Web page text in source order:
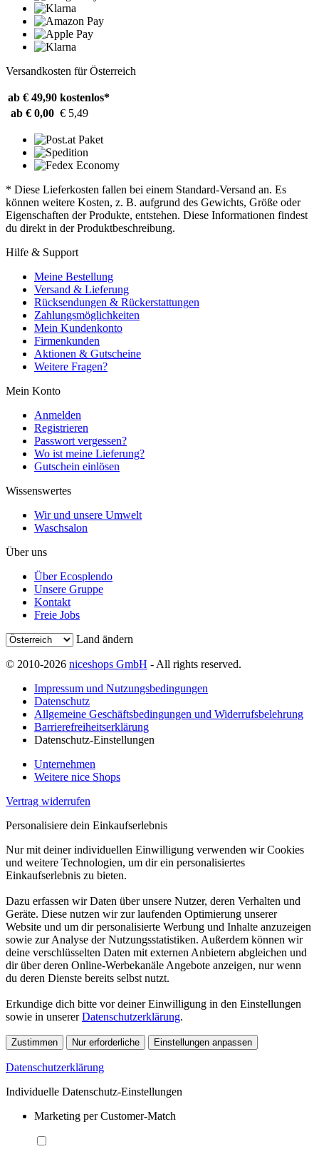
Versandkosten für Österreich
ab € 49,90 kostenlos*
ab € 0,00 € 5,49
* Diese Lieferkosten fallen bei einem Standard-Versand an. Es
können weitere Kosten, z. B. aufgrund des Gewichts, Größe oder
Eigenschaften der Produkte, entstehen. Diese Informationen findest
du direkt in der Produktbeschreibung.
Hilfe & Support
Meine Bestellung
Versand & Lieferung
Rücksendungen & Rückerstattungen
Zahlungsmöglichkeiten
Mein Kundenkonto
Firmenkunden
Aktionen & Gutscheine
Weitere Fragen?
Mein Konto
Anmelden
Registrieren
Passwort vergessen?
Wo ist meine Lieferung?
Gutschein einlösen
Wissenswertes
Wir und unsere Umwelt
Waschsalon
Über uns
Über Ecosplendo
Unsere Gruppe
Kontakt
Freie Jobs
Land ändern
© 2010-2026 niceshops GmbH - All rights reserved.
Impressum und Nutzungsbedingungen
Datenschutz
Allgemeine Geschäftsbedingungen und Widerrufsbelehrung
Barrierefreiheitserklärung
Datenschutz-Einstellungen
Unternehmen
Weitere nice Shops
Vertrag widerrufen
Personalisiere dein Einkaufserlebnis
Nur mit deiner individuellen Einwilligung verwenden wir Cookies
und weitere Technologien, um dir ein personalisiertes
Einkaufserlebnis zu bieten.
Dazu erfassen wir Daten über unsere Nutzer, deren Verhalten und
Geräte. Diese nutzen wir zur laufenden Optimierung unserer
Website und um dir personalisierte Werbung und Inhalte anzuzeigen
sowie zur Analyse der Nutzungsstatistiken. Außerdem können wir
deine verschlüsselten Daten mit externen Anbietern abgleichen und
dir über deren Online-Werbekanäle Angebote anzeigen, nur wenn
du deren Dienste bereits selbst nutzt.
Erkundige dich bitte vor deiner Einwilligung in den Einstellungen
sowie in unsererDatenschutzerklärung.
Zustimmen Nur erforderliche Einstellungen anpassen
Datenschutzerklärung
Individuelle Datenschutz-Einstellungen
Marketing per Customer-Match